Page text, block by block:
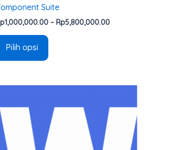
Suite
1,000,000.00 – Rp5,800,000.00
Pilih opsi
Rp1,200,000.00
Rp7,000,000.00
memiliki
beberapa